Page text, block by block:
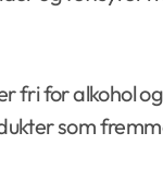
fri for alkohol
som